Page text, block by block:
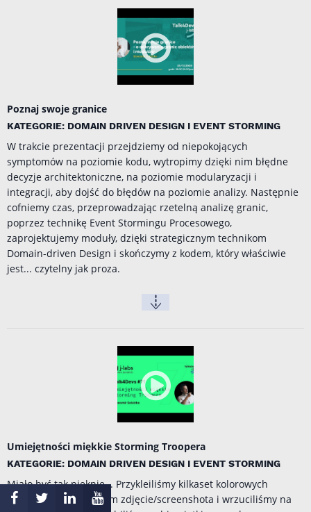
Poznaj swoje granice
KATEGORIE: DOMAIN DRIVEN DESIGN I EVENT STORMING
W trakcie prezentacji przejdziemy od niepokojących
symptomów na poziomie kodu, wytropimy dzięki nim błędne
decyzje architektoniczne, na poziomie modularyzacji i
integracji, aby dojść do błędów na poziomie analizy. Następnie
cofniemy czas, przeprowadzając rzetelną analizę granic,
poprzez technikę Event Stormingu Procesowego,
zaprojektujemy moduły, dzięki strategicznym technikom
Domain-driven Design i skończymy z kodem, który właściwie
jest... czytelny jak proza.
Umiejętności miękkie Storming Troopera
KATEGORIE: DOMAIN DRIVEN DESIGN I EVENT STORMING
Miało być tak pięknie... Przykleiliśmy kilkaset kolorowych
karteczek, zrobiliśmy im zdjęcie/screenshota i wrzuciliśmy na